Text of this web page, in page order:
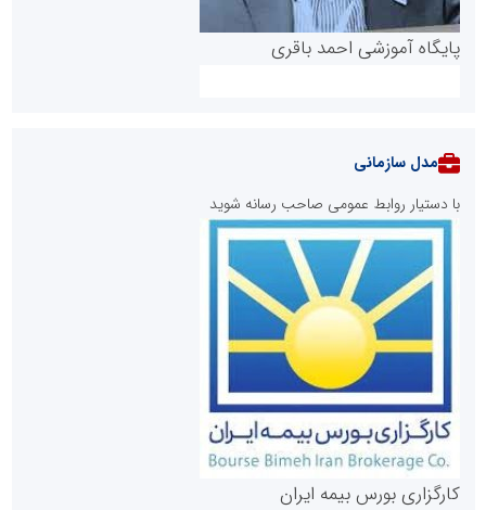
پایگاه آموزشی احمد باقری
روابط عمومی خبرگزاری گزارش خبر
مدل سازمانی
با دستیار روابط عمومی صاحب رسانه شوید
کارگزاری بورس بیمه ایران